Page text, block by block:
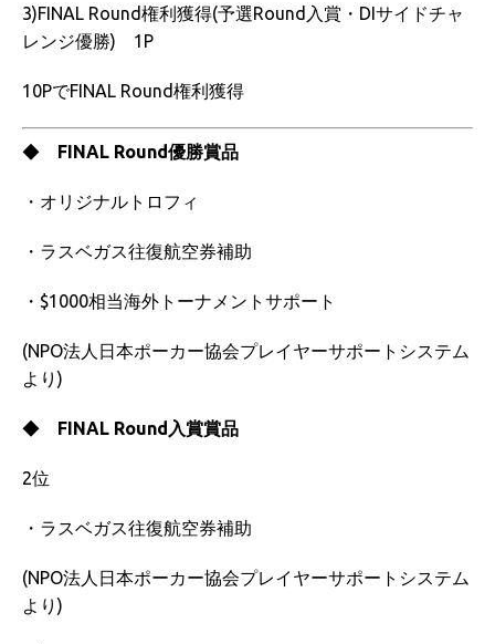
3)FINAL Round権利獲得(予選Round入賞・DIサイドチャ
レンジ優勝) 1P
10PでFINAL Round権利獲得
◆ FINAL Round優勝賞品
・オリジナルトロフィ
・ラスベガス往復航空券補助
・$1000相当海外トーナメントサポート
(NPO法人日本ポーカー協会プレイヤーサポートシステム
より)
◆ FINAL Round入賞賞品
2位
・ラスベガス往復航空券補助
(NPO法人日本ポーカー協会プレイヤーサポートシステム
より)